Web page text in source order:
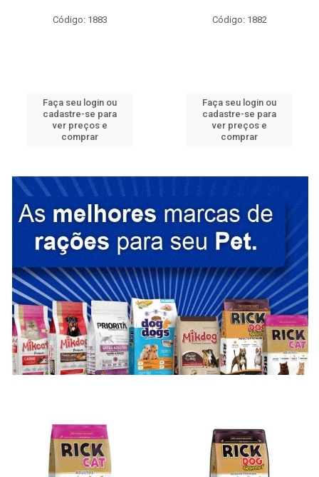
Código: 1883
Faça seu login ou
cadastre-se para
ver preços e
comprar
Código: 1882
Faça seu login ou
cadastre-se para
ver preços e
comprar